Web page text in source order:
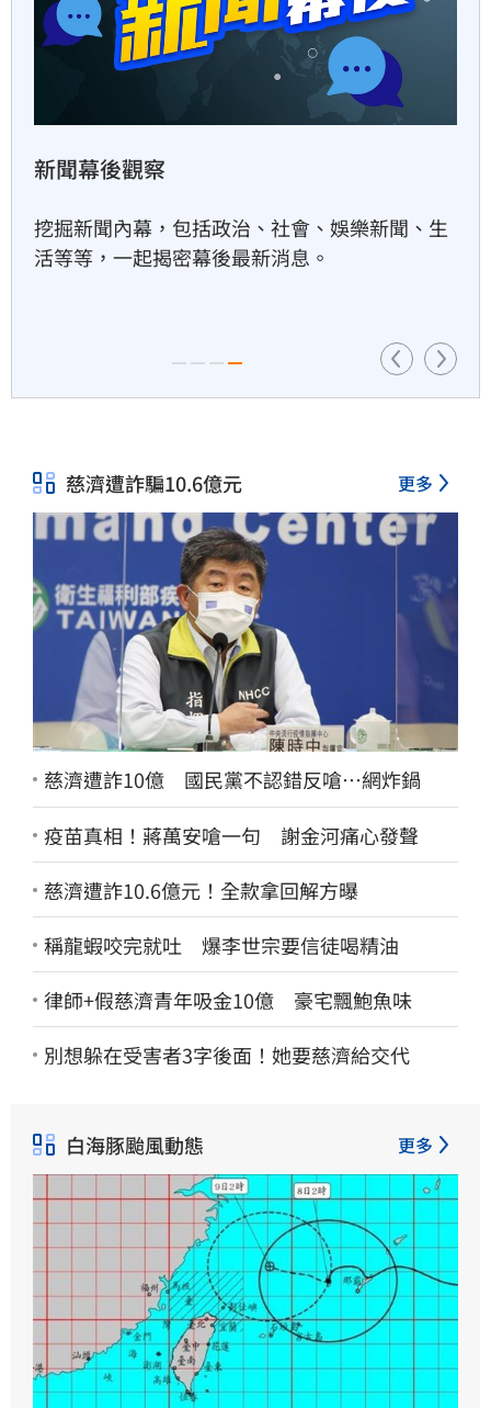
2小時前
賓士S500擋浩劫！車主這話暖
哭全網
台股暴跌誰最能扛　高含金這
4小時前
白海豚颱風動態
白海豚逐漸由日韓上空的副熱帶高壓接手導引，
開始往正西方向移動，預計週五穿越日本沖繩
慈濟遭詐騙10.6億元 更多
慈濟遭詐10億 國民黨不認錯反嗆⋯網炸鍋
疫苗真相！蔣萬安嗆一句 謝金河痛心發聲
慈濟遭詐10.6億元！全款拿回解方曝
稱龍蝦咬完就吐 爆李世宗要信徒喝精油
律師+假慈濟青年吸金10億 豪宅飄鮑魚味
別想躲在受害者3字後面！她要慈濟給交代
白海豚颱風動態 更多